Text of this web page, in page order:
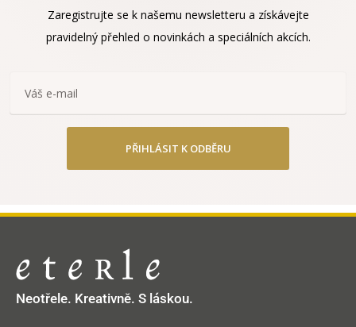
Zaregistrujte se k našemu newsletteru a získávejte
pravidelný přehled o novinkách a speciálních akcích.
PŘIHLÁSIT K ODBĚRU
Neotřele. Kreativně. S láskou.